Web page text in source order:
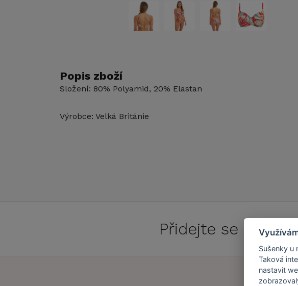
Popis zboží
Složení: 80% Polyamid, 20% Elastan
Výrobce: Velká Británie
Přidejte se do
Sušenky u
Taková
nastavit